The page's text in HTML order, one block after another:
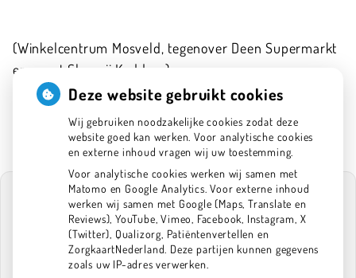
(Winkelcentrum Mosveld, tegenover Deen Supermarkt
en naast Slagerij Kaddour)
020-6341575
U heeft geen toestemming gegeven voor
externe inhoud
die nodig is om dit te
Deze website gebruikt cookies
Wij gebruiken noodzakelijke cookies zodat deze
website goed kan werken. Voor analytische cookies
en externe inhoud vragen wij uw toestemming.
Voor analytische cookies werken wij samen met
Matomo en Google Analytics. Voor externe inhoud
werken wij samen met Google (Maps, Translate en
Reviews), YouTube, Vimeo, Facebook, Instagram, X
(Twitter), Qualizorg, Patiëntenvertellen en
ZorgkaartNederland. Deze partijen kunnen gegevens
zoals uw IP-adres verwerken.